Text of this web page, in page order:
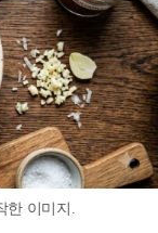
이미지.